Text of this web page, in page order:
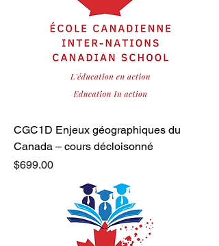
CGC1D Enjeux géographiques du
Canada – cours décloisonné
Price
$699.00